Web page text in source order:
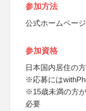
参加方法
公式ホームペー
参加資格
日本国内居住の
※応募には
※15歳未満の方
必要